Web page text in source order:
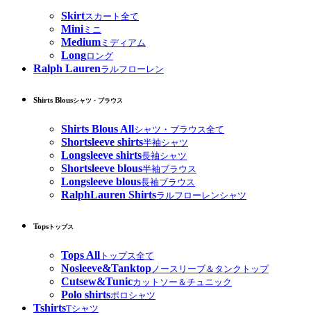
Skirtスカート全て
Miniミニ
Medium ミディアム
Longロング
Ralph Laurenラルフローレン
Shirts Blousシャツ・ブラウス
Shirts Blous Allシャツ・ブラウス全て
Shortsleeve shirts半袖シャツ
Longsleeve shirts長袖シャツ
Shortsleeve blous半袖ブラウス
Longsleeve blous長袖ブラウス
RalphLauren Shirtsラルフローレンシャツ
Tops トップス
Tops All トップス全て
Nosleeve&Tanktopノースリーブ＆タンクトップ
Cutsew&Tunicカットソー＆チュニック
Polo shirtsポロシャツ
TshirtsTシャツ